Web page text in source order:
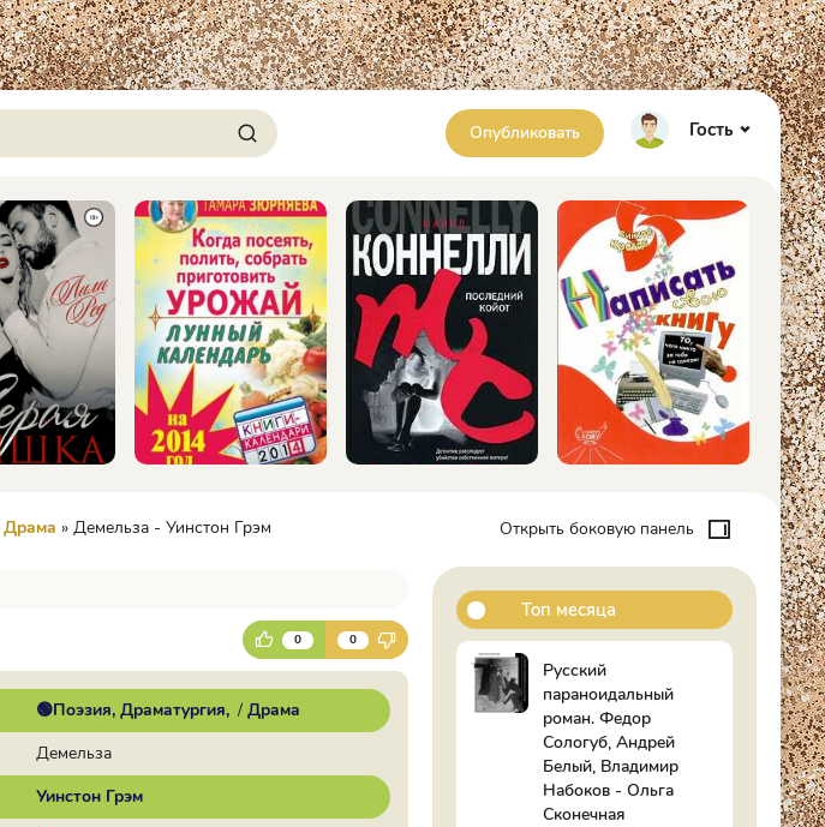
Опубликовать Гость
Драма » Демельза - Уинстон Грэм
0 0
🟢Поэзия, Драматургия / Драма
Демельза
Уинстон Грэм
Открыть боковую панель
Топ месяца
Русский
параноидальный
роман. Федор
Сологуб, Андрей
Белый, Владимир
Набоков - Ольга
Сконечная